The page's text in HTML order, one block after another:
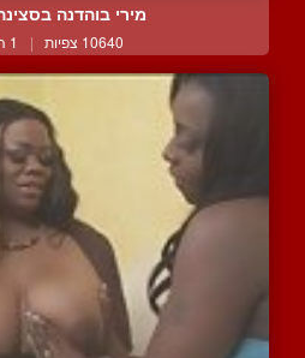
מירי בוהדנה
10640 צפיות | 1 המלצות